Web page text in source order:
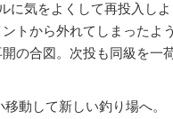
に気をよくして再投入し
トから外れてしまったよ
の合図。次投も同級を一
動して新しい釣り場へ。